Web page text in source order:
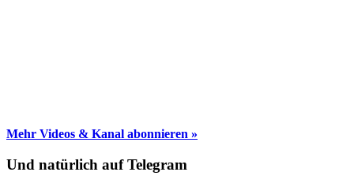
Mehr Videos & Kanal abonnieren »
Und natürlich auf Telegram